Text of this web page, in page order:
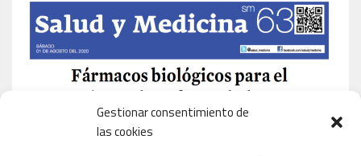
Gestionar consentimiento de
las cookies